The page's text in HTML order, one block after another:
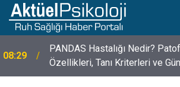
10:30
10 Mayıs Psikologlar Günü
Mayıs Tarihinin Hikayesi